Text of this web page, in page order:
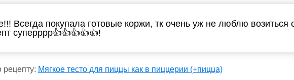
Всегда покупала готовые коржи, тк очень уж не люблю возиться
суперррр👍👍👍👍👍!
рецепту: Мягкое тесто для пиццы как в пиццерии (+пицца)